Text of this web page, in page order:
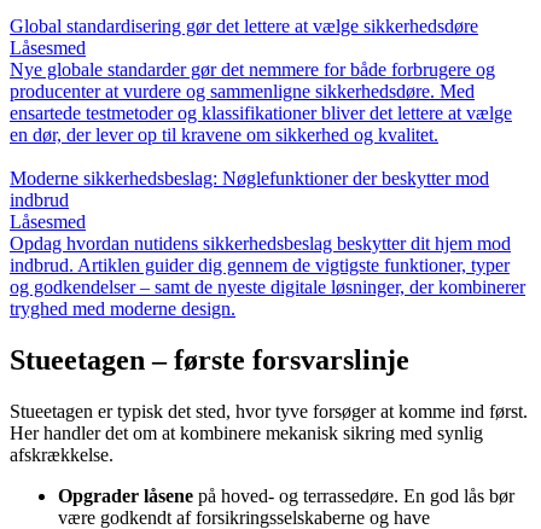
Global standardisering gør det lettere at vælge sikkerhedsdøre
Låsesmed
Nye globale standarder gør det nemmere for både forbrugere og
producenter at vurdere og sammenligne sikkerhedsdøre. Med
ensartede testmetoder og klassifikationer bliver det lettere at vælge
en dør, der lever op til kravene om sikkerhed og kvalitet.
Moderne sikkerhedsbeslag: Nøglefunktioner der beskytter mod
indbrud
Låsesmed
Opdag hvordan nutidens sikkerhedsbeslag beskytter dit hjem mod
indbrud. Artiklen guider dig gennem de vigtigste funktioner, typer
og godkendelser – samt de nyeste digitale løsninger, der kombinerer
tryghed med moderne design.
Stueetagen – første forsvarslinje
Stueetagen er typisk det sted, hvor tyve forsøger at komme ind først.
Her handler det om at kombinere mekanisk sikring med synlig
afskrækkelse.
Opgrader låsene på hoved- og terrassedøre. En god lås bør
være godkendt af forsikringsselskaberne og have